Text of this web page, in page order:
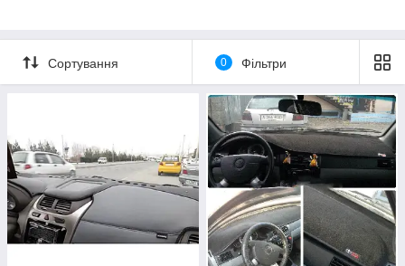
Сортування 0 Фільтри